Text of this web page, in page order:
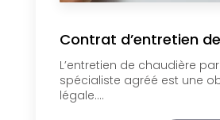
Contrat d’entretien
L’entretien de chaudière
spécialiste agréé est une
légale....